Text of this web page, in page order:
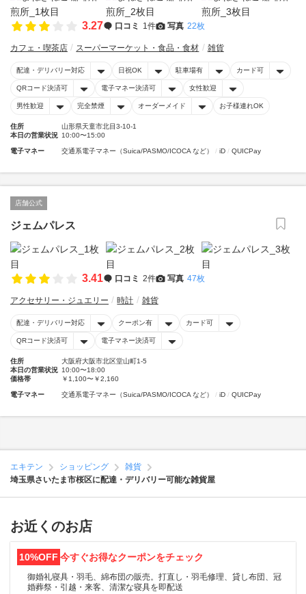
3.27 口コミ 1件 写真 22枚
カフェ・喫茶店 スーパーマーケット・食品・食材 雑貨
配達・デリバリー対応 日祝OK 駐車場有 カード可
QRコード決済可 電子マネー決済可 女性歓迎
男性歓迎 完全禁煙 オーダーメイド お子様連れOK
住所
山形県天童市北目3-10-1
本日の営業状況 10:00〜15:00
電子マネー 交通系電子マネー（Suica/PASMO/ICOCA など） iD QUICPay
店舗公式
ジェムパレス
3.41 口コミ 2件 写真 47枚
アクセサリー・ジュエリー 時計 雑貨
配達・デリバリー対応 クーポン有 カード可
QRコード決済可 電子マネー決済可
住所
大阪府大阪市北区堂山町1-5
本日の営業状況 10:00〜18:00
価格帯
￥1,100〜￥2,160
電子マネー 交通系電子マネー（Suica/PASMO/ICOCA など） iD QUICPay
エキテン ショッピング
雑貨
埼玉県さいたま市桜区に配達・デリバリー可能な雑貨屋
お近くのお店
10%OFF 今すぐお得なクーポンをチェック
御婚礼寝具・羽毛、綿布団の販売。打直し・羽毛修理、貸し布団、冠
婚葬祭・引越・来客、清潔な寝具を即配送